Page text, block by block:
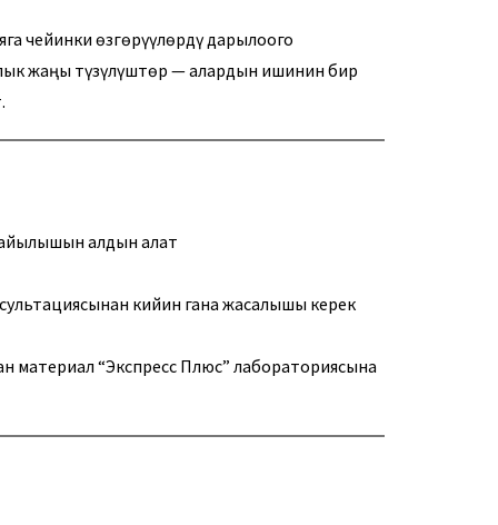
чейинки өзгөрүүлөрдү дарылоого
жаңы түзүлүштөр — алардын ишинин бир
алдын алат
кийин гана жасалышы керек
материал “Экспресс Плюс” лабораториясына